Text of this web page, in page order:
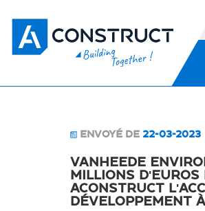
ENVOYÉ DE 22-03-2023
Vanheede
millions d'euros
AConstruct
développement